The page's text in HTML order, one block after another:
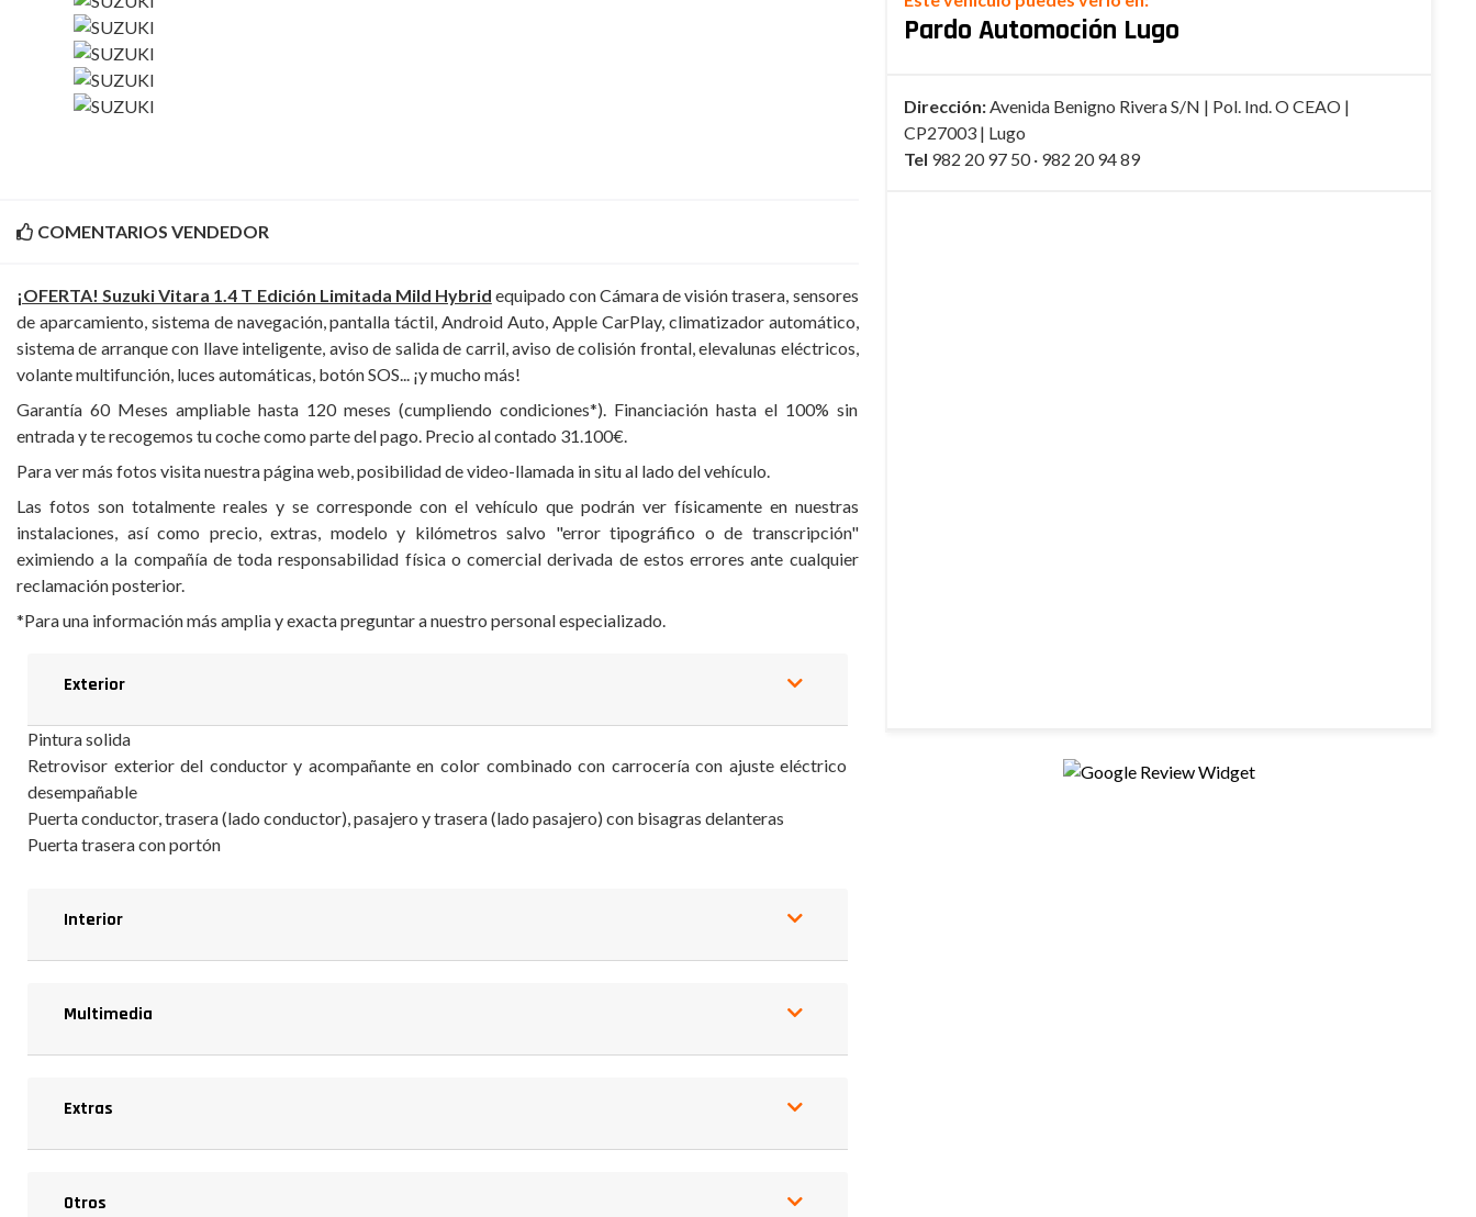
COMENTARIOS VENDEDOR
¡OFERTA! Suzuki Vitara 1.4 T Edición Limitada Mild Hybrid equipado con Cámara de visión trasera, sensores
de aparcamiento, sistema de navegación, pantalla táctil, Android Auto, Apple CarPlay, climatizador automático,
sistema de arranque con llave inteligente, aviso de salida de carril, aviso de colisión frontal, elevalunas eléctricos,
volante multifunción, luces automáticas, botón SOS... ¡y mucho más!
Garantía 60 Meses ampliable hasta 120 meses (cumpliendo condiciones*). Financiación hasta el 100% sin
entrada y te recogemos tu coche como parte del pago. Precio al contado 31.100€.
Para ver más fotos visita nuestra página web, posibilidad de video-llamada in situ al lado del vehículo.
Las fotos son totalmente reales y se corresponde con el vehículo que podrán ver físicamente en nuestras
instalaciones, así como precio, extras, modelo y kilómetros salvo "error tipográfico o de transcripción"
eximiendo a la compañía de toda responsabilidad física o comercial derivada de estos errores ante cualquier
reclamación posterior.
*Para una información más amplia y exacta preguntar a nuestro personal especializado.
Exterior
Pintura solida
Retrovisor exterior del conductor y acompañante en color combinado con carrocería con ajuste eléctrico
desempañable
Puerta conductor, trasera (lado conductor), pasajero y trasera (lado pasajero) con bisagras delanteras
Puerta trasera con portón
Interior
Multimedia
Extras
Otros
Pardo Automoción Lugo
Dirección:Avenida Benigno Rivera S/N | Pol. Ind. O CEAO |
CP27003 | Lugo
Tel 982 20 97 50 · 982 20 94 89